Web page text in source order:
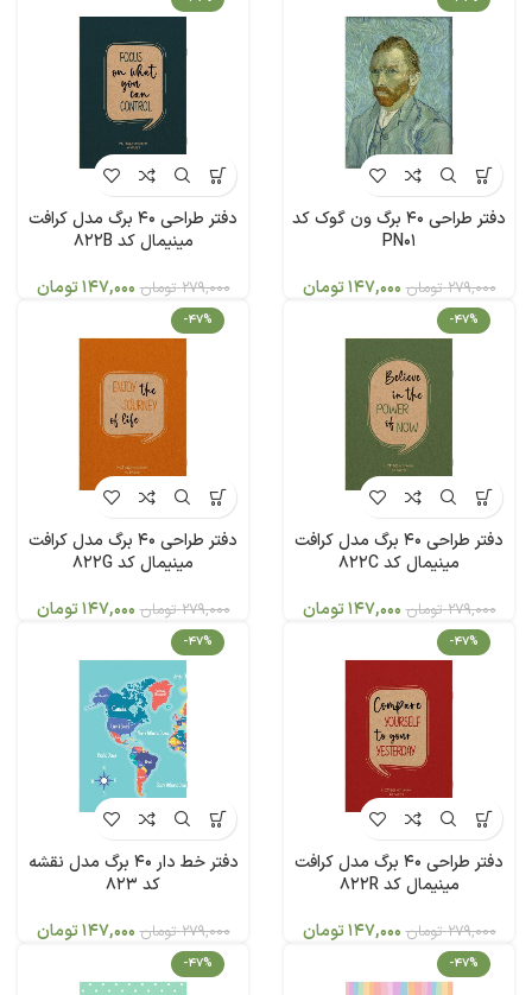
دفتر طراحی 40 برگ ون گوک کد
PN01
279,000 تومان 147,000تومان
دفتر طراحی 40 برگ مدل کرافت
مینیمال کد 822B
279,000 تومان 147,000تومان
-47%
دفتر طراحی 40 برگ مدل کرافت
مینیمال کد 822C
279,000 تومان 147,000تومان
-47%
دفتر طراحی 40 برگ مدل کرافت
مینیمال کد 822G
279,000 تومان 147,000تومان
-47%
دفتر طراحی 40 برگ مدل کرافت
مینیمال کد 822R
279,000 تومان 147,000تومان
-47%
دفتر خط دار 40 برگ مدل نقشه
کد 823
279,000 تومان 147,000تومان
-47%
-47%